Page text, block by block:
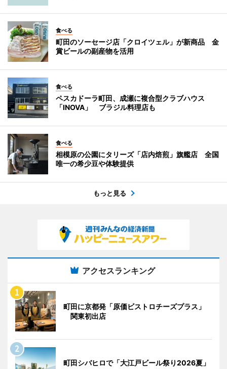
食べる
町田のソーセージ店「クロイツェル」が新商品 金
賞ビールの副産物を活用
食べる
ペスカドーラ町田、成瀬に複合型クラブハウス
「INOVA」 ブラジル料理店も
食べる
相模原の公園にタリーズ「店内焙煎」旗艦店 全国
唯一の希少豆や体験提供
もっと見る
アクセスランキング
町田に京都発「原価ビストロチーズプラス」
関東初出店
町田シバヒロで「大江戸ビール祭り2026夏」